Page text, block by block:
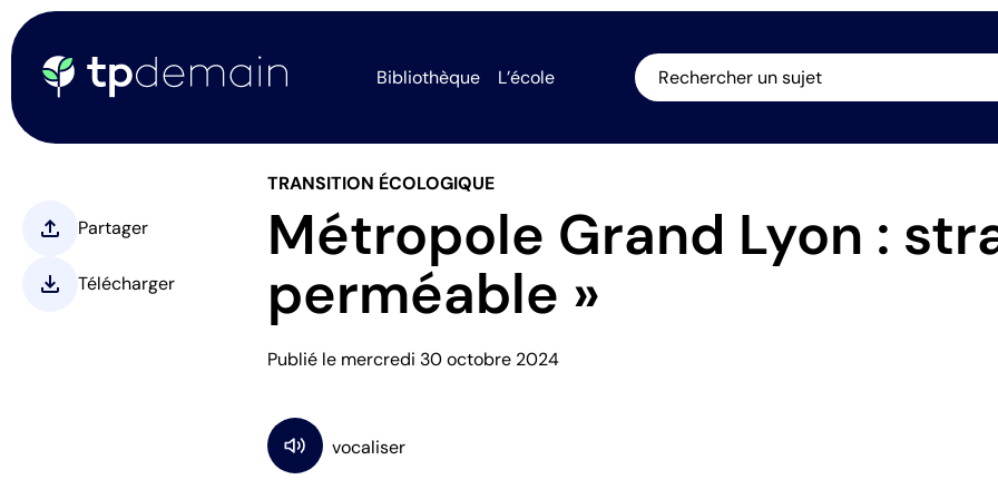
Bibliothèque L’école Rechercher un sujet
upload Partager
download Télécharger
TRANSITION ÉCOLOGIQUE
Métropole Grand Lyon :
perméable »
Publié le mercredi 30 octobre 2024